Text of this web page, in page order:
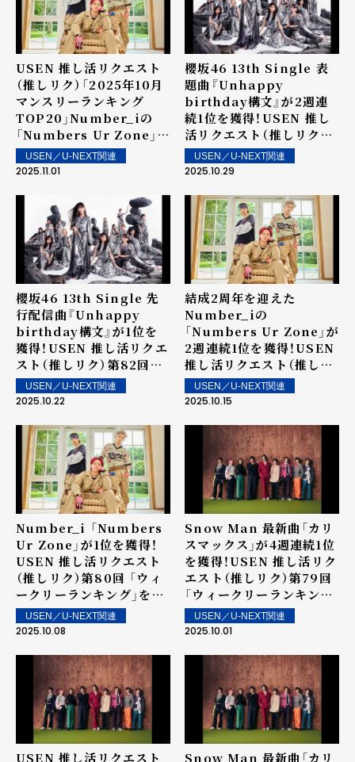
USEN 推し活リクエスト
（推しリク）「2025年10月
マンスリーランキング
TOP20」Number_iの
「Numbers Ur Zone」が
1位！最新作から合計4曲が
ランクイン！
USEN／U-NEXT関連
2025.11.01
櫻坂46 13th Single 表
題曲『Unhappy
birthday構文』が2週連
続1位を獲得！USEN 推し
活リクエスト（推しリク）
第83回 「ウィークリーラ
ンキング」を発表！～ 上位
内で配信！
USEN／U-NEXT関連
2025.10.29
櫻坂46 13th Single 先
行配信曲『Unhappy
birthday構文』が1位を
獲得！USEN 推し活リクエ
スト（推しリク）第82回
「ウィークリーランキン
グ」を発表！～ 上位ランク
信！
USEN／U-NEXT関連
2025.10.22
結成2周年を迎えた
Number_iの
「Numbers Ur Zone」が
2週連続1位を獲得！USEN
推し活リクエスト（推しリ
ク）第81回 「ウィークリー
ランキング」を発表！～ 上
店内で配信！
USEN／U-NEXT関連
2025.10.15
Number_i 「Numbers
Ur Zone」が1位を獲得！
USEN 推し活リクエスト
（推しリク）第80回 「ウィ
ークリーランキング」を発
表！～ 上位ランクイン楽曲
は街中・店内で配信！
USEN／U-NEXT関連
2025.10.08
Snow Man 最新曲「カリ
スマックス」が4週連続1位
を獲得！USEN 推し活リク
エスト（推しリク）第79回
「ウィークリーランキン
グ」を発表！～ 上位ランク
イン楽曲は街中・店内で配
USEN／U-NEXT関連
2025.10.01
USEN 推し活リクエスト
Snow Man 最新曲「カリ